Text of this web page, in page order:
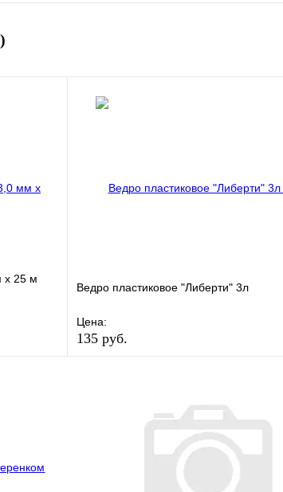
х 25 м
Ведро пластиковое "Либерти" 3л
Цена:
135 руб.
В корзину